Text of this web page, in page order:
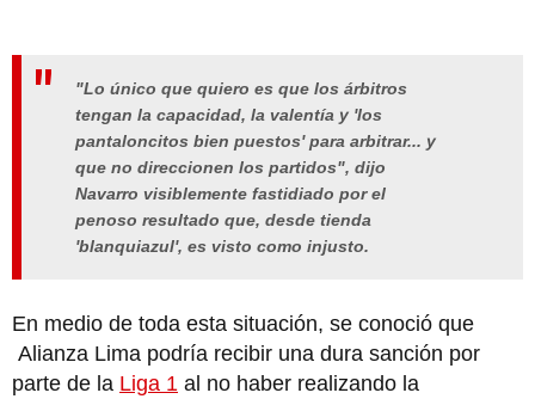
"Lo único que quiero es que los árbitros
tengan la capacidad, la valentía y 'los
pantaloncitos bien puestos' para arbitrar... y
que no direccionen los partidos", dijo
Navarro visiblemente fastidiado por el
penoso resultado que, desde tienda
'blanquiazul', es visto como injusto.
En medio de toda esta situación, se conoció que
Alianza Lima podría recibir una dura sanción por
parte de la Liga 1 al no haber realizando la